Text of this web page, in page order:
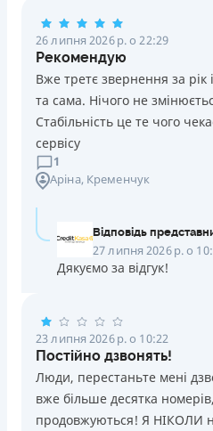
Погашення
Оплата на розрахунковий
Онлайн (через сайт або
Через термінали
Через термінали
Ліцензія НБУ
Ліцензія переоформлена
Вся інформація про кредит
ОТРИМАТИ ПОЗИКУ
26 липня 2026 р. о 22:29
Рекомендую
Вже третє звернення за
та сама. Нічого не
Стабільність це те чого
сервісу
1
Аріна, Кременчук
Відповідь
27 липня 2026 р. о
Дякуємо за відгук!
23 липня 2026 р. о 10:22
Постійно дзвонять!
Люди, перестаньте мені
вже більше десятка
продовжуються! Я НІКОЛИ